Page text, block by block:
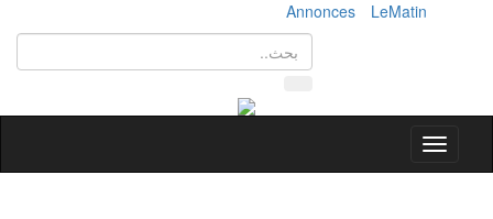
LeMatin
Annonces
Toggle
navigation